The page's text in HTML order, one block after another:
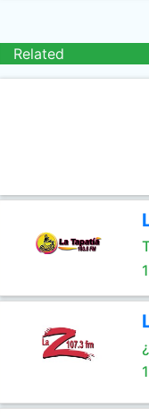
Related